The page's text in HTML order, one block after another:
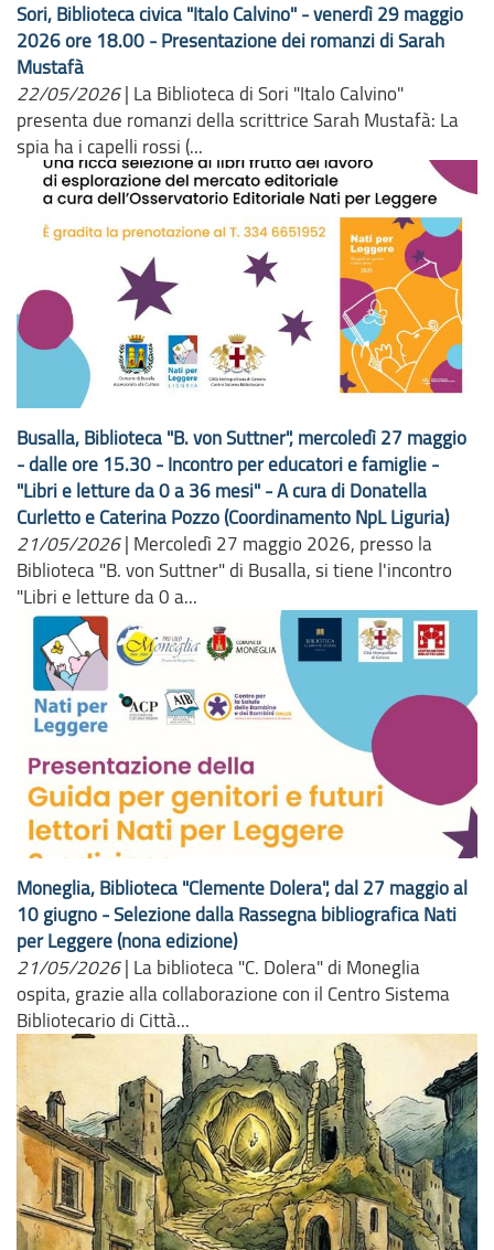
Sori, Biblioteca civica "Italo Calvino" - venerdì 29 maggio
2026 ore 18.00 - Presentazione dei romanzi di Sarah
Mustafà
22/05/2026 | La Biblioteca di Sori "Italo Calvino"
presenta due romanzi della scrittrice Sarah Mustafà: La
spia ha i capelli rossi (...
Busalla, Biblioteca "B. von Suttner", mercoledì 27 maggio
- dalle ore 15.30 - Incontro per educatori e famiglie -
"Libri e letture da 0 a 36 mesi" - A cura di Donatella
Curletto e Caterina Pozzo (Coordinamento NpL Liguria)
21/05/2026 | Mercoledì 27 maggio 2026, presso la
Biblioteca "B. von Suttner" di Busalla, si tiene l'incontro
"Libri e letture da 0 a...
Moneglia, Biblioteca "Clemente Dolera", dal 27 maggio al
10 giugno - Selezione dalla Rassegna bibliografica Nati
per Leggere (nona edizione)
21/05/2026 | La biblioteca "C. Dolera" di Moneglia
ospita, grazie alla collaborazione con il Centro Sistema
Bibliotecario di Città...